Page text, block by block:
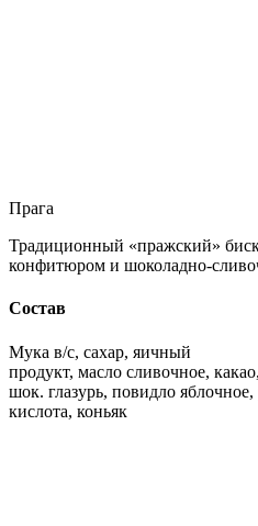
Прага
Традиционный «пражский»
конфитюром и шоколадно-
Состав
Мука в/с, сахар, яичный
продукт, масло сливочное,
шок. глазурь, повидло
кислота, коньяк